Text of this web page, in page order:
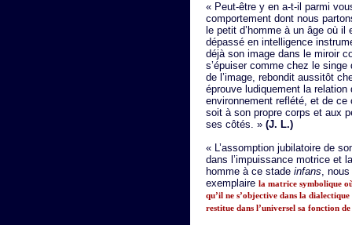
« Peut-être y en a-t-il parmi
comportement dont nous
le petit d’homme à un âge où
dépassé en intelligence
déjà son image dans le miroir
s’épuiser comme chez le
de l’image, rebondit aussitôt
éprouve ludiquement la
environnement reflété, et de ce
soit à son propre corps et aux
ses côtés. » (J. L.)
« L’assomption jubilatoire de
dans l’impuissance motrice et
homme à ce stade infans,
exemplaire la matrice symbolique
qu’il ne s’objective dans la
restitue dans l’universel sa fonction